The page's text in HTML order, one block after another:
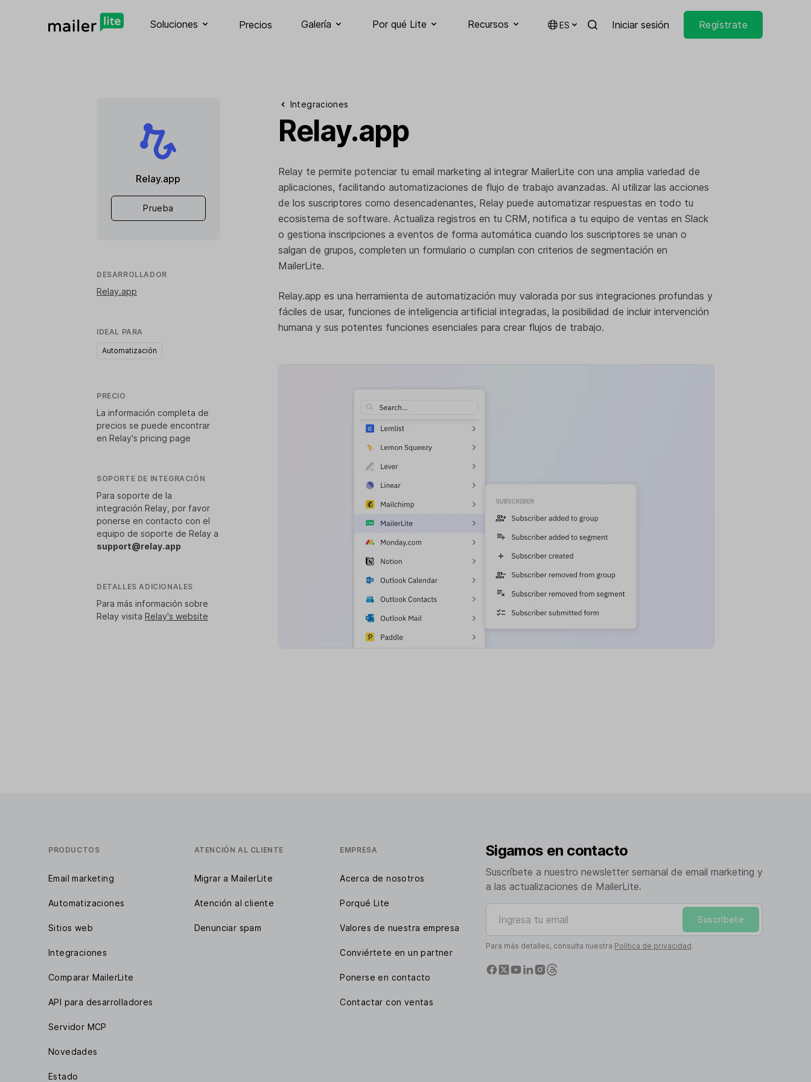
Soluciones Precios Galería Por qué Lite Recursos ES Iniciar sesión Regístrate
Relay.app
Prueba
DESARROLLADOR
Relay.app
IDEAL PARA
Automatización
PRECIO
La información completa de
precios se puede encontrar
en Relay's pricing page
SOPORTE DE INTEGRACIÓN
Para soporte de la
integración Relay, por favor
ponerse en contacto con el
equipo de soporte de Relay a
support@relay.app
DETALLES ADICIONALES
Para más información sobre
Relay visita Relay's website
Integraciones
Relay.app
Relay te permite potenciar tu email marketing al integrar MailerLite con una amplia variedad de
aplicaciones, facilitando automatizaciones de flujo de trabajo avanzadas. Al utilizar las acciones
de los suscriptores como desencadenantes, Relay puede automatizar respuestas en todo tu
ecosistema de software. Actualiza registros en tu CRM, notifica a tu equipo de ventas en Slack
o gestiona inscripciones a eventos de forma automática cuando los suscriptores se unan o
salgan de grupos, completen un formulario o cumplan con criterios de segmentación en
MailerLite.
Relay.app es una herramienta de automatización muy valorada por sus integraciones profundas y
fáciles de usar, funciones de inteligencia artificial integradas, la posibilidad de incluir intervención
humana y sus potentes funciones esenciales para crear flujos de trabajo.
PRODUCTOS
Email marketing
Automatizaciones
Sitios web
Integraciones
Comparar MailerLite
API para desarrolladores
Servidor MCP
Novedades
Estado
ATENCIÓN AL CLIENTE
Migrar a MailerLite
Atención al cliente
Denunciar spam
EMPRESA
Acerca de nosotros
Porqué Lite
Valores de nuestra empresa
Conviértete en un partner
Ponerse en contacto
Contactar con ventas
Sigamos en contacto
Suscríbete a nuestro newsletter semanal de email marketing y
a las actualizaciones de MailerLite.
Ingresa tu email
Suscríbete
Para más detalles, consulta nuestra Política de privacidad.